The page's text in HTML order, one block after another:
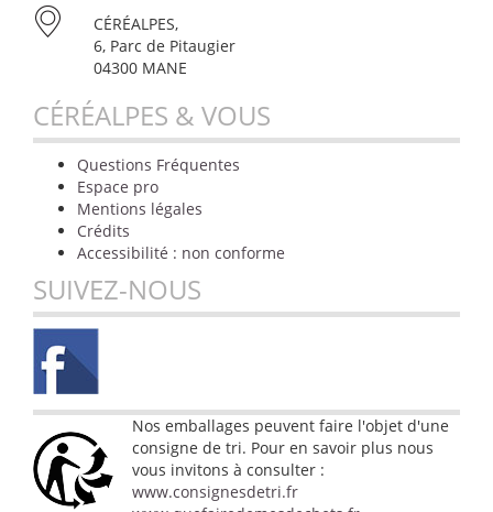
CÉRÉALPES,
6, Parc de Pitaugier
04300 MANE
CÉRÉALPES & VOUS
Questions Fréquentes
Espace pro
Mentions légales
Crédits
Accessibilité : non conforme
SUIVEZ-NOUS
Nos emballages peuvent faire l'objet d'une
consigne de tri. Pour en savoir plus nous
vous invitons à consulter :
www.consignesdetri.fr